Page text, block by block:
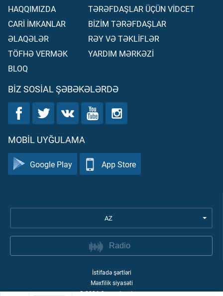
HAQQIMIZDA
CARİ İMKANLAR
ƏLAQƏLƏR
TÖFHƏ VERMƏK
BLOQ
TƏRƏFDAŞLAR ÜÇÜN VİDCET
BİZİM TƏRƏFDAŞLAR
RƏY VƏ TƏKLİFLƏR
YARDIM MƏRKƏZİ
BIZ SOSIAL ŞƏBƏKƏLƏRDƏ
MOBIL UYĞULAMA
Google Play App Store
AZ
Radio
İstifadə şərtləri
Məxfilik siyasəti
©2026Quran Academy